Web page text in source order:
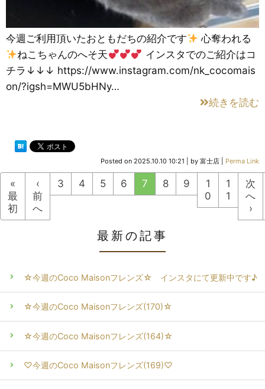
今週ご利用頂いたおともだちの紹介です
心奪われる
ねこちゃんのへそ天
インスタでのご紹介はコ
チラ↓↓↓ https://www.instagram.com/nk_cocomais
on/?igsh=MWU5bHNy…
続きを読む
Posted on 2025.10.10 10:21 by 富士店 Perma Link
«
最
初
‹
前
へ
3 4 5 6 7 8 9
1
0
1
1
次
へ
›
最新の記事
☆今週のCoco Maisonフレンズ☆ インスタにて更新中です♪
☆今週のCoco Maisonフレンズ(170)☆
☆今週のCoco Maisonフレンズ(164)☆
♡今週のCoco Maisonフレンズ(169)♡